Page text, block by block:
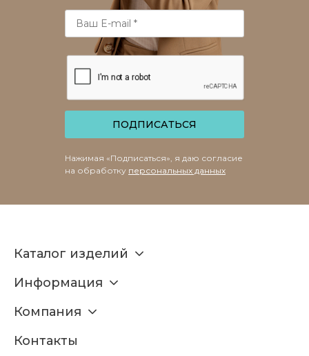
ПОДПИСАТЬСЯ
Нажимая «Подписаться», я даю согласие
на обработку персональных данных
Каталог изделий
Информация
Компания
Контакты